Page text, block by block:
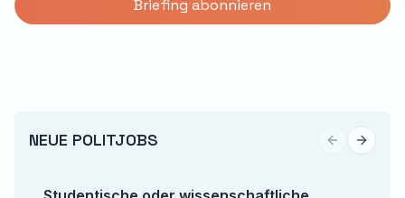
NEUE POLITJOBS Previous
Next